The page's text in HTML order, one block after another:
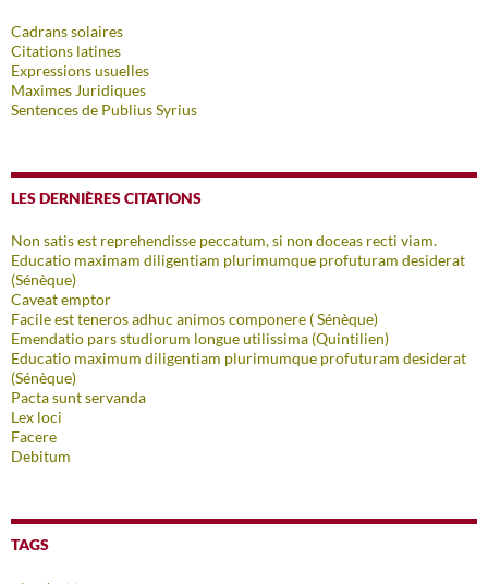
Cadrans solaires
Citations latines
Expressions usuelles
Maximes Juridiques
Sentences de Publius Syrius
LES DERNIÈRES CITATIONS
Non satis est reprehendisse peccatum, si non doceas recti viam.
Educatio maximam diligentiam plurimumque profuturam desiderat
(Sénèque)
Caveat emptor
Facile est teneros adhuc animos componere ( Sénèque)
Emendatio pars studiorum longue utilissima (Quintilien)
Educatio maximum diligentiam plurimumque profuturam desiderat
(Sénèque)
Pacta sunt servanda
Lex loci
Facere
Debitum
TAGS